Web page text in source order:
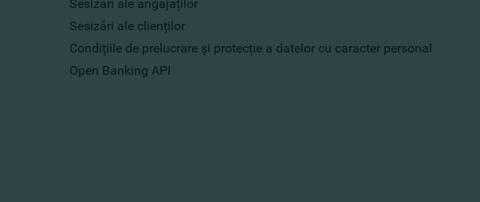
Sesizări ale angajaților
Sesizări ale clienților
Condițiile de prelucrare și protecție a datelor cu caracter personal
Open Banking API